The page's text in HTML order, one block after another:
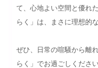
て、心地よい空間と優れ
らく」は、まさに理想的
ぜひ、日常の喧騒から離
らく」でお過ごしくださ